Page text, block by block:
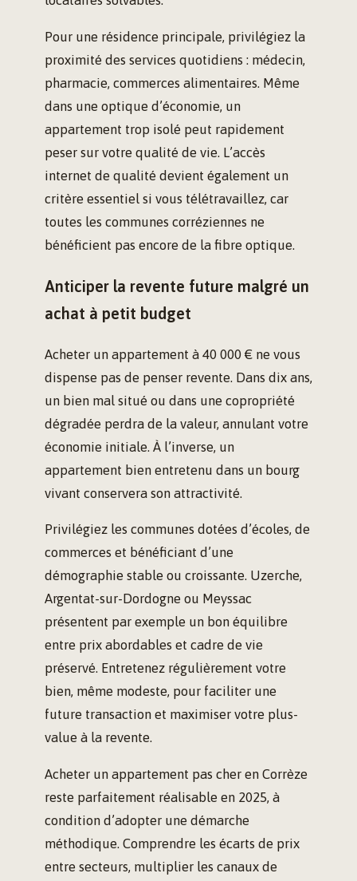
Pour une résidence principale, privilégiez la
proximité des services quotidiens : médecin,
pharmacie, commerces alimentaires. Même
dans une optique d’économie, un
appartement trop isolé peut rapidement
peser sur votre qualité de vie. L’accès
internet de qualité devient également un
critère essentiel si vous télétravaillez, car
toutes les communes corréziennes ne
bénéficient pas encore de la fibre optique.
Anticiper la revente future malgré un
achat à petit budget
Acheter un appartement à 40 000 € ne vous
dispense pas de penser revente. Dans dix ans,
un bien mal situé ou dans une copropriété
dégradée perdra de la valeur, annulant votre
économie initiale. À l’inverse, un
appartement bien entretenu dans un bourg
vivant conservera son attractivité.
Privilégiez les communes dotées d’écoles, de
commerces et bénéficiant d’une
démographie stable ou croissante. Uzerche,
Argentat-sur-Dordogne ou Meyssac
présentent par exemple un bon équilibre
entre prix abordables et cadre de vie
préservé. Entretenez régulièrement votre
bien, même modeste, pour faciliter une
future transaction et maximiser votre plus-
value à la revente.
Acheter un appartement pas cher en Corrèze
reste parfaitement réalisable en 2025, à
condition d’adopter une démarche
méthodique. Comprendre les écarts de prix
entre secteurs, multiplier les canaux de